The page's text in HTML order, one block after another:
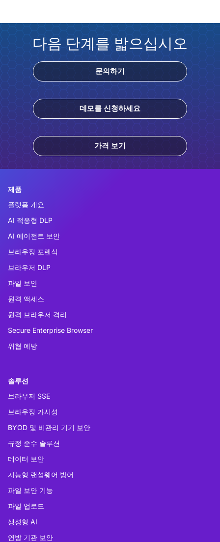
다음 단계를 밟으십시오
문의하기
데모를 신청하세요
가격 보기
제품
플랫폼 개요
AI 적응형 DLP
AI 에이전트 보안
브라우징 포렌식
브라우저 DLP
파일 보안
원격 액세스
원격 브라우저 격리
Secure Enterprise Browser
위협 예방
솔루션
브라우저 SSE
브라우징 가시성
BYOD 및 비관리 기기 보안
규정 준수 솔루션
데이터 보안
지능형 랜섬웨어 방어
파일 보안 기능
파일 업로드
생성형 AI
연방 기관 보안